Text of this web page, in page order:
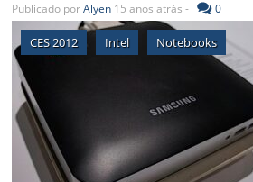
Publicado porAlyen 15 anos atrás - 0
CES 2012 Intel Notebooks